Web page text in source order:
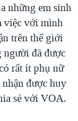
những em sinh
việc với mình
trên thế giới
đã được
rất ít phụ nữ
được huy
sẻ với VOA.